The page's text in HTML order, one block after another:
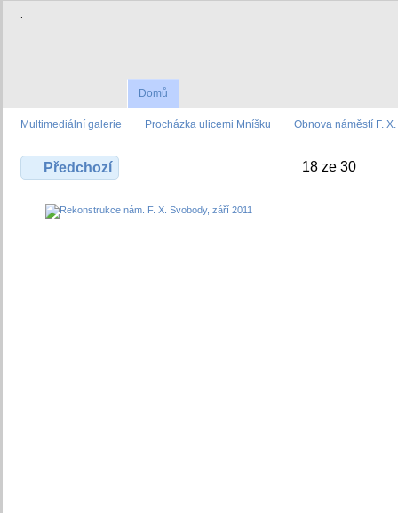
.
Domů
Multimediální galerie Procházka ulicemi Mníšku Obnova náměstí F.
Předchozí 18 ze 30